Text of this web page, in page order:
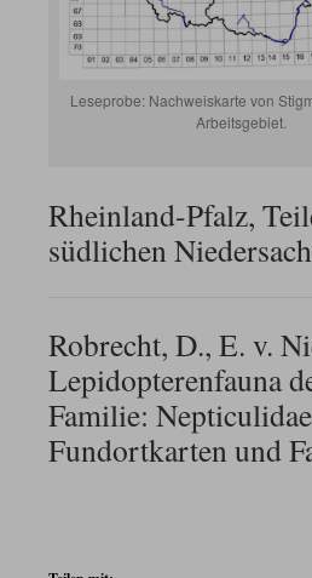
Leseprobe: Nachweiskarte von
Arbeitsgebiet.
Rheinland-Pfalz,
südlichen
Robrecht, D., E. v.
Lepidopterenfauna
Familie:
Fundortkarten und